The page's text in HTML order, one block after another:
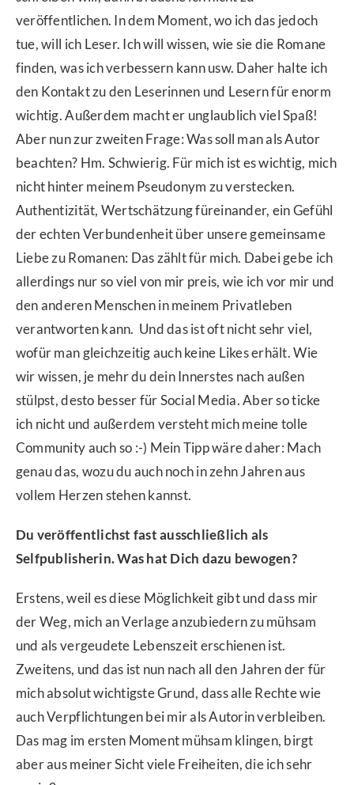
veröffentlichen. In dem Moment, wo ich das jedoch
tue, will ich Leser. Ich will wissen, wie sie die Romane
finden, was ich verbessern kann usw. Daher halte ich
den Kontakt zu den Leserinnen und Lesern für enorm
wichtig. Außerdem macht er unglaublich viel Spaß!
Aber nun zur zweiten Frage: Was soll man als Autor
beachten? Hm. Schwierig. Für mich ist es wichtig, mich
nicht hinter meinem Pseudonym zu verstecken.
Authentizität, Wertschätzung füreinander, ein Gefühl
der echten Verbundenheit über unsere gemeinsame
Liebe zu Romanen: Das zählt für mich. Dabei gebe ich
allerdings nur so viel von mir preis, wie ich vor mir und
den anderen Menschen in meinem Privatleben
verantworten kann. Und das ist oft nicht sehr viel,
wofür man gleichzeitig auch keine Likes erhält. Wie
wir wissen, je mehr du dein Innerstes nach außen
stülpst, desto besser für Social Media. Aber so ticke
ich nicht und außerdem versteht mich meine tolle
Community auch so :-) Mein Tipp wäre daher: Mach
genau das, wozu du auch noch in zehn Jahren aus
vollem Herzen stehen kannst.
Du veröffentlichst fast ausschließlich als
Selfpublisherin. Was hat Dich dazu bewogen?
Erstens, weil es diese Möglichkeit gibt und dass mir
der Weg, mich an Verlage anzubiedern zu mühsam
und als vergeudete Lebenszeit erschienen ist.
Zweitens, und das ist nun nach all den Jahren der für
mich absolut wichtigste Grund, dass alle Rechte wie
auch Verpflichtungen bei mir als Autorin verbleiben.
Das mag im ersten Moment mühsam klingen, birgt
aber aus meiner Sicht viele Freiheiten, die ich sehr